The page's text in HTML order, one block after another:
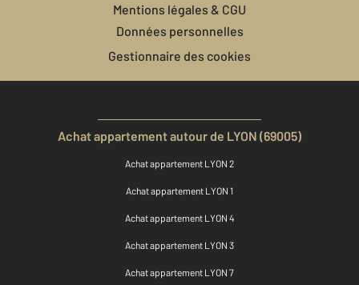
Mentions légales & CGU
Données personnelles
Gestionnaire des cookies
Achat appartement autour de LYON (69005)
Achat appartement LYON 2
Achat appartement LYON 1
Achat appartement LYON 4
Achat appartement LYON 3
Achat appartement LYON 7